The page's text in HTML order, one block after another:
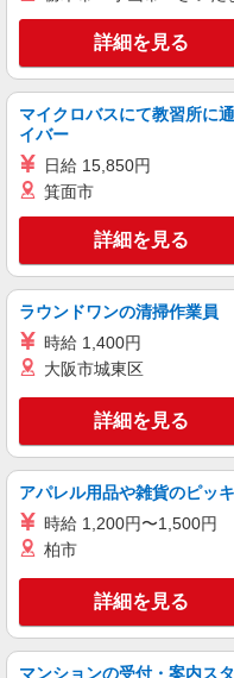
川口南ケアセンターそよ風：
デイサー
【時給】
善手当：200円/時 ▼下記別
年始手当：380円/時 寸
鳩ヶ谷ケアセンターそよ風：
デイサー
【時給】
ヶ月)は支
キープ
川口南ケアセンターそよ風：
ショート
【月給
遇改善手
分） ※6回目
給 通勤手当
年2回（6
均34.1万
埼玉県
キープ
詳細を見る
マイクロバスにて教習所に
イバー
日給 15,850円
箕面市
詳細を見る
ラウンドワンの清掃作業員
時給 1,400円
大阪市城東区
詳細を見る
アパレル用品や雑貨のピッ
時給 1,200円〜1,500円
柏市
詳細を見る
マンションの受付・案内ス